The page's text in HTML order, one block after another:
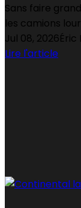
Sans faire
les camions
Jul 08, 2026Éric
Lire l'article